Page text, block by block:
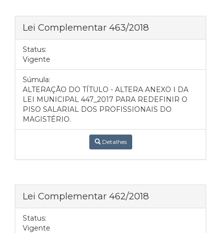
Lei Complementar 463/2018
Status:
Vigente
Súmula:
ALTERAÇÃO DO TÍTULO - ALTERA ANEXO I DA
LEI MUNICIPAL 447_2017 PARA REDEFINIR O
PISO SALARIAL DOS PROFISSIONAIS DO
MAGISTÉRIO.
Detalhes
Lei Complementar 462/2018
Status:
Vigente